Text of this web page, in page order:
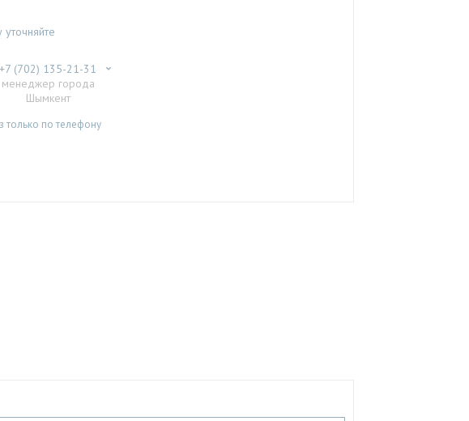
уточняйте
+7 (702) 135-21-31
менеджер города
Шымкент
только по телефону